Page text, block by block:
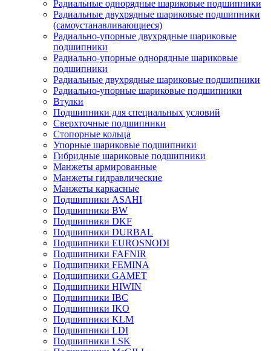
Радиальные однорядные шариковые подшипники
Радиальные двухрядные шариковые подшипники
(самоустанавливающиеся)
Радиально-упорные двухрядные шариковые
подшипники
Радиально-упорные однорядные шариковые
подшипники
Радиальные двухрядные шариковые подшипники
Радиально-упорные шариковые подшипники
Втулки
Подшипники для специальных условий
Сверхточные подшипники
Стопорные кольца
Упорные шариковые подшипники
Гибридные шариковые подшипники
Манжеты армированные
Манжеты гидравлические
Манжеты каркасные
Подшипники ASAHI
Подшипники BW
Подшипники DKF
Подшипники DURBAL
Подшипники EUROSNODI
Подшипники FAFNIR
Подшипники FEMINA
Подшипники GAMET
Подшипники HIWIN
Подшипники IBC
Подшипники IKO
Подшипники KLM
Подшипники LDI
Подшипники LSK